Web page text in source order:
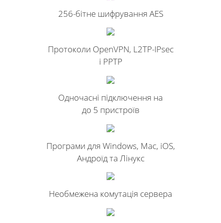
256-бітне шифрування AES
Протоколи OpenVPN, L2TP-IPsec
і PPTP
Одночасні підключення на
до 5 пристроїв
Програми для Windows, Mac, iOS,
Андроїд та Лінукс
Необмежена комутація сервера